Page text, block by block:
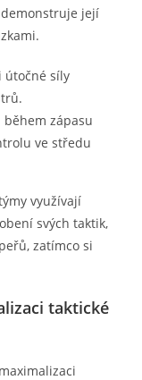
její
útočné síly
zápasu
ve středu
využívají
svých taktik,
zatímco si
taktické